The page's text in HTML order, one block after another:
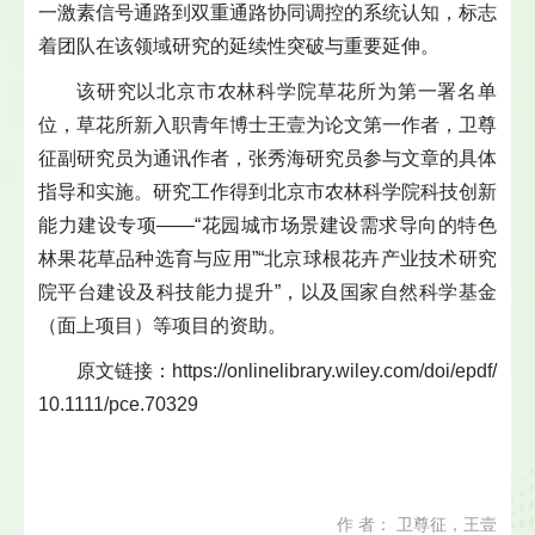
一激素信号通路到双重通路协同调控的系统认知，标志
着团队在该领域研究的延续性突破与重要延伸。
该研究以北京市农林科学院草花所为第一署名单
位，草花所新入职青年博士王壹为论文第一作者，卫尊
征副研究员为通讯作者，张秀海研究员参与文章的具体
指导和实施。研究工作得到北京市农林科学院科技创新
能力建设专项——“花园城市场景建设需求导向的特色
林果花草品种选育与应用”“北京球根花卉产业技术研究
院平台建设及科技能力提升”，以及国家自然科学基金
（面上项目）等项目的资助。
原文链接：https://onlinelibrary.wiley.com/doi/epdf/
10.1111/pce.70329
作 者： 卫尊征，王壹